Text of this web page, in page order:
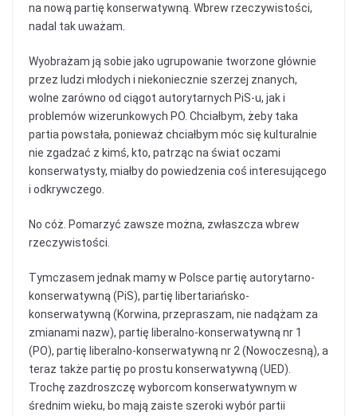
na nową partię konserwatywną. Wbrew rzeczywistości,
nadal tak uważam.
Wyobrażam ją sobie jako ugrupowanie tworzone głównie
przez ludzi młodych i niekoniecznie szerzej znanych,
wolne zarówno od ciągot autorytarnych PiS-u, jak i
problemów wizerunkowych PO. Chciałbym, żeby taka
partia powstała, ponieważ chciałbym móc się kulturalnie
nie zgadzać z kimś, kto, patrząc na świat oczami
konserwatysty, miałby do powiedzenia coś interesującego
i odkrywczego.
No cóż. Pomarzyć zawsze można, zwłaszcza wbrew
rzeczywistości.
Tymczasem jednak mamy w Polsce partię autorytarno-
konserwatywną (PiS), partię libertariańsko-
konserwatywną (Korwina, przepraszam, nie nadążam za
zmianami nazw), partię liberalno-konserwatywną nr 1
(PO), partię liberalno-konserwatywną nr 2 (Nowoczesną), a
teraz także partię po prostu konserwatywną (UED).
Trochę zazdroszczę wyborcom konserwatywnym w
średnim wieku, bo mają zaiste szeroki wybór partii